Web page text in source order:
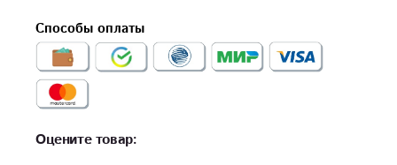
Способы оплаты
Оцените товар: